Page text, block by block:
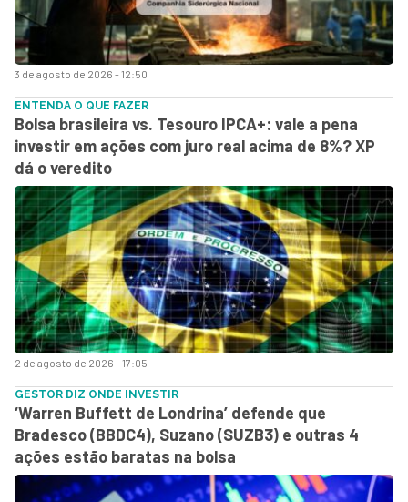
3 de agosto de 2026 - 12:50
2 de agosto de 2026 - 17:05
ENTENDA O QUE FAZER
Bolsa brasileira vs. Tesouro IPCA+: vale a pena
investir em ações com juro real acima de 8%? XP
dá o veredito
GESTOR DIZ ONDE INVESTIR
‘Warren Buffett de Londrina’ defende que
Bradesco (BBDC4), Suzano (SUZB3) e outras 4
ações estão baratas na bolsa